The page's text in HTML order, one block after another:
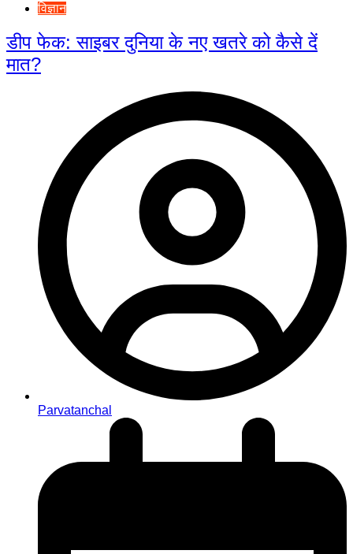
विज्ञान
डीप फेक: साइबर दुनिया के नए खतरे को कैसे दें
मात?
Parvatanchal